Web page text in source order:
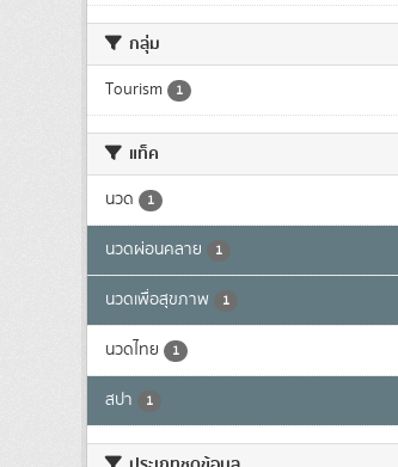
กลุ่ม
Tourism 1
แท็ค
นวด 1
นวดผ่อนคลาย 1
นวดเพื่อสุขภาพ 1
นวดไทย 1
สปา 1